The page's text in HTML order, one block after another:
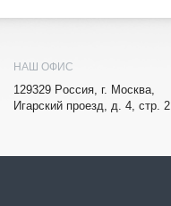
НАШ ОФИС
129329 Рoccия, г. Мocквa,
Игарский проезд, д. 4, стр. 2